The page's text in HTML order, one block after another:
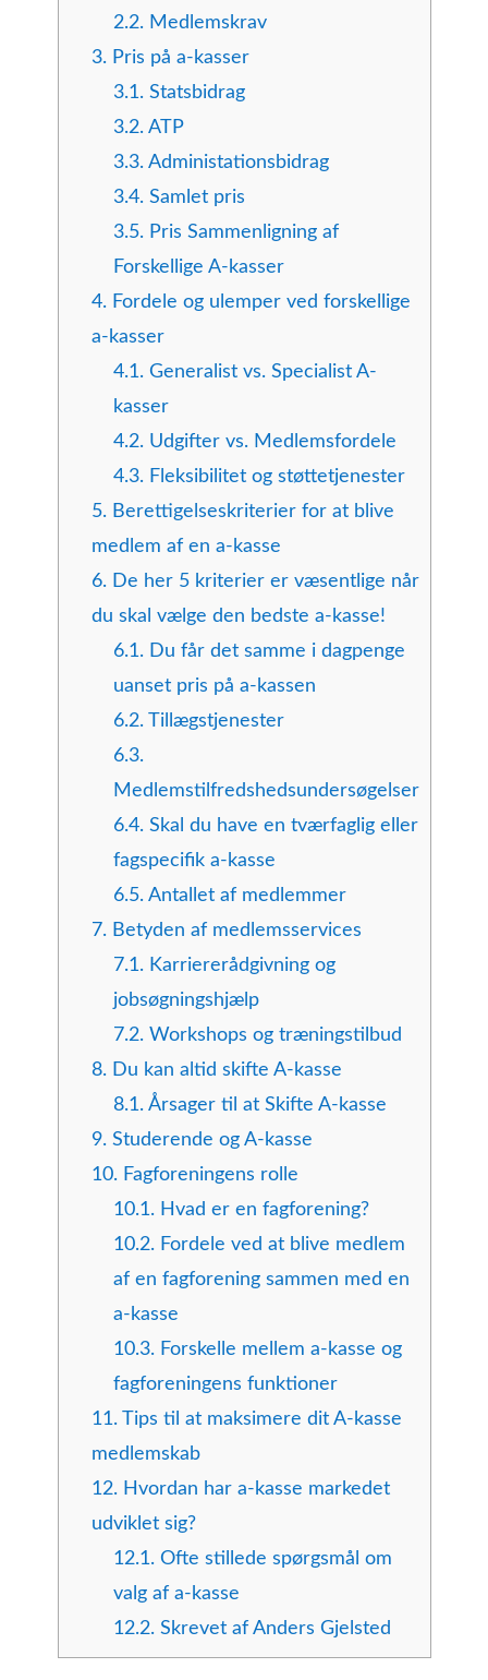
2.2.Medlemskrav
3.Pris på a-kasser
3.1.Statsbidrag
3.2.ATP
3.3.Administationsbidrag
3.4.Samlet pris
3.5.Pris Sammenligning af
Forskellige A-kasser
4.Fordele og ulemper ved forskellige
a-kasser
4.1.Generalist vs. Specialist A-
kasser
4.2.Udgifter vs. Medlemsfordele
4.3.Fleksibilitet og støttetjenester
5.Berettigelseskriterier for at blive
medlem af en a-kasse
6.De her 5 kriterier er væsentlige når
du skal vælge den bedste a-kasse!
6.1.Du får det samme i dagpenge
uanset pris på a-kassen
6.2.Tillægstjenester
6.3.
Medlemstilfredshedsundersøgelser
6.4.Skal du have en tværfaglig eller
fagspecifik a-kasse
6.5.Antallet af medlemmer
7.Betyden af medlemsservices
7.1.Karriererådgivning og
jobsøgningshjælp
7.2.Workshops og træningstilbud
8.Du kan altid skifte A-kasse
8.1.Årsager til at Skifte A-kasse
9.Studerende og A-kasse
10.Fagforeningens rolle
10.1.Hvad er en fagforening?
10.2.Fordele ved at blive medlem
af en fagforening sammen med en
a-kasse
10.3.Forskelle mellem a-kasse og
fagforeningens funktioner
11.Tips til at maksimere dit A-kasse
medlemskab
12.Hvordan har a-kasse markedet
udviklet sig?
12.1.Ofte stillede spørgsmål om
valg af a-kasse
12.2.Skrevet af Anders Gjelsted